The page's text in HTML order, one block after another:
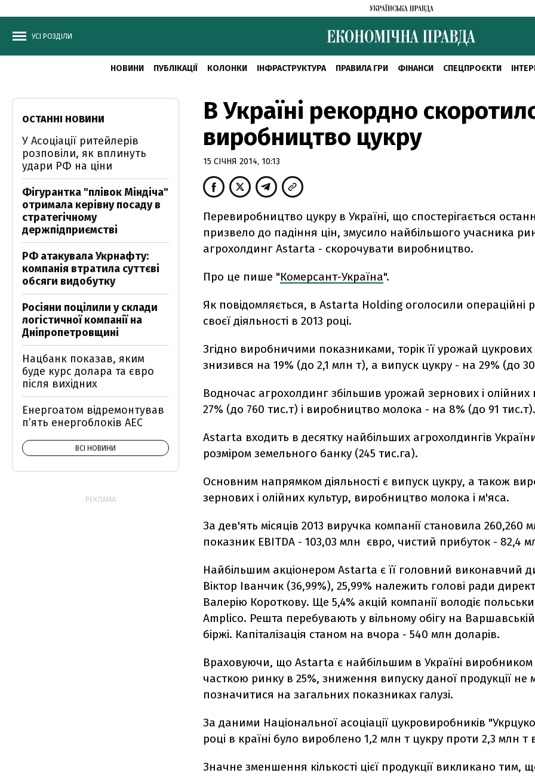
УСІ РОЗДІЛИ
НОВИНИ ПУБЛІКАЦІЇ КОЛОНКИ ІНФРАСТРУКТУРА ПРАВИЛА ГРИ ФІНАНСИ СПЕЦПРОЄКТИ
В Україні рекордно
виробництво цукру
15 СІЧНЯ 2014, 10:13
Перевиробництво цукру в Україні, що спостерігається
призвело до падіння цін, змусило найбільшого учасника
агрохолдинг Astarta - скорочувати виробництво.
Про це пише "Комерсант-Україна".
Як повідомляється, в Astarta Holding оголосили операційні
своєї діяльності в 2013 році.
Згідно виробничими показниками, торік її урожай цукрових
знизився на 19% (до 2,1 млн т), а випуск цукру - на 29% (до
Водночас агрохолдинг збільшив урожай зернових і олійних
27% (до 760 тис.т) і виробництво молока - на 8% (до 91 тис.т).
Astarta входить в десятку найбільших агрохолдингів
розміром земельного банку (245 тис.га).
Основним напрямком діяльності є випуск цукру, а також
зернових і олійних культур, виробництво молока і м'яса.
За дев'ять місяців 2013 виручка компанії становила 260,260
показник EBITDA - 103,03 млн євро, чистий прибуток - 82,4
Найбільшим акціонером Astarta є її головний виконавчий
Віктор Іванчик (36,99%), 25,99% належить голові ради
Валерію Короткову. Ще 5,4% акцій компанії володіє
Amplico. Решта перебувають у вільному обігу на
біржі. Капіталізація станом на вчора - 540 млн доларів.
Враховуючи, що Astarta є найбільшим в Україні виробником
часткою ринку в 25%, зниження випуску даної продукції не
позначитися на загальних показниках галузі.
За даними Національної асоціації цукровиробників
році в країні було вироблено 1,2 млн т цукру проти 2,3 млн т
Значне зменшення кількості цієї продукції викликано тим,
ОСТАННІ НОВИНИ
У Асоціації ритейлерів
розповіли, як вплинуть
удари РФ на ціни
Фігурантка "плівок Міндіча"
отримала керівну посаду в
стратегічному
держпідприємстві
РФ атакувала Укрнафту:
компанія втратила суттєві
обсяги видобутку
Росіяни поцілили у склади
логістичної компанії на
Дніпропетровщині
Нацбанк показав, яким
буде курс долара та євро
після вихідних
Енергоатом відремонтував
п’ять енергоблоків АЕС
ВСІ НОВИНИ
РЕКЛАМА: